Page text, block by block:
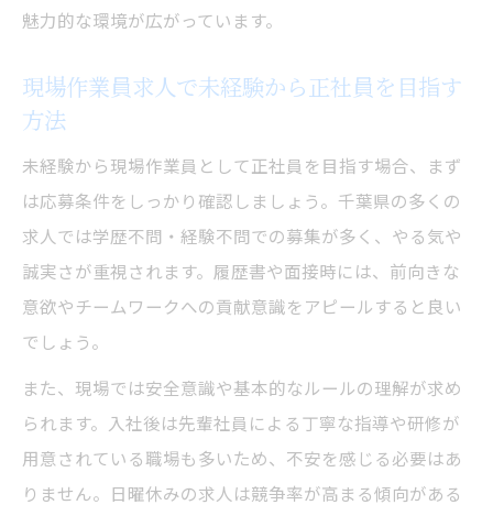
魅力的な環境が広がっています。
現場作業員求人で未経験から正社員を目指す
方法
未経験から現場作業員として正社員を目指す場合、まず
は応募条件をしっかり確認しましょう。千葉県の多くの
求人では学歴不問・経験不問での募集が多く、やる気や
誠実さが重視されます。履歴書や面接時には、前向きな
意欲やチームワークへの貢献意識をアピールすると良い
でしょう。
また、現場では安全意識や基本的なルールの理解が求め
られます。入社後は先輩社員による丁寧な指導や研修が
用意されている職場も多いため、不安を感じる必要はあ
りません。日曜休みの求人は競争率が高まる傾向がある